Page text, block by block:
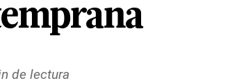
de lectura